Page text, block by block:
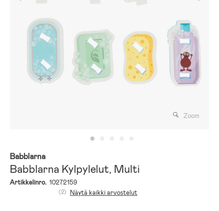
Zoom
Babblarna
Babblarna Kylpylelut, Multi
Artikkelinro. 10272159
(2) Näytä kaikki arvostelut